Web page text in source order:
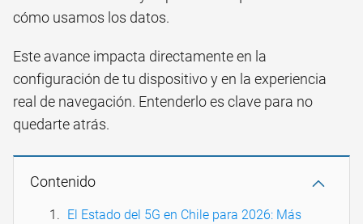
cómo usamos los datos.
Este avance impacta directamente en la
configuración de tu dispositivo y en la experiencia
real de navegación. Entenderlo es clave para no
quedarte atrás.
Contenido
El Estado del 5G en Chile para 2026: Más